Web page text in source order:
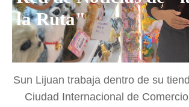
la Ruta"
Sun Lijuan trabaja dentro de su
Ciudad Internacional de